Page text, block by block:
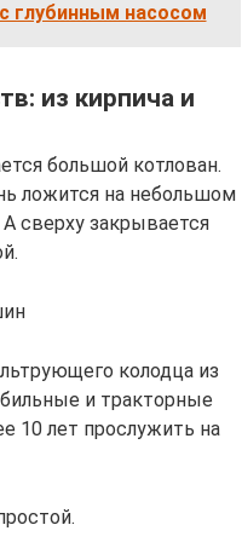
глубинным насосом
из кирпича и
большой котлован.
ложится на небольшом
сверху закрывается
колодца из
и тракторные
10 лет прослужить на